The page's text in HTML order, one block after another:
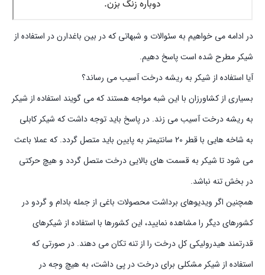
در ادامه می خواهیم به سئوالات و شبهاتی که در بین باغدارن در استفاده از
شیکر مطرح شده است پاسخ دهیم.
آیا استفاده از شیکر به ریشه درخت آسیب می رساند؟
بسیاری از کشاورزان با این شبه مواجه هستند که می گویند استفاده از شیکر
به ریشه درخت آسیب می زند. در پاسخ باید توجه داشت که شیکر کابلی
به شاخه هایی با قطر 20 سانتیمتر به پایین باید متصل گردد. که عملا باعث
می شود تا شیکر به قسمت های بالایی درخت متصل گردد و هیچ حرکتی
در بخش تنه نباشد.
همچنین اگر ویدیوهای برداشت محصولات باغی از جمله بادام و گردو در
کشورهای دیگر را مشاهده نمایید، این کشورها با استفاده از شیکرهای
قدرتمند هیدرولیکی کل درخت را از تنه تکان می دهند. در صورتی که
استفاده از شیکر مشکلی برای درخت در پی داشت، به هیچ وجه در